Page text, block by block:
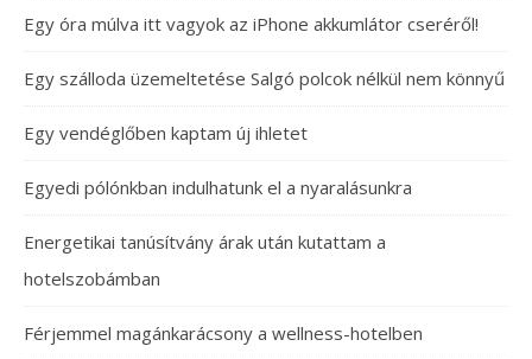
Egy óra múlva itt vagyok az iPhone akkumlátor cseréről!
Egy szálloda üzemeltetése Salgó polcok nélkül nem könnyű
Egy vendéglőben kaptam új ihletet
Egyedi pólónkban indulhatunk el a nyaralásunkra
Energetikai tanúsítvány árak után kutattam a
hotelszobámban
Férjemmel magánkarácsony a wellness-hotelben